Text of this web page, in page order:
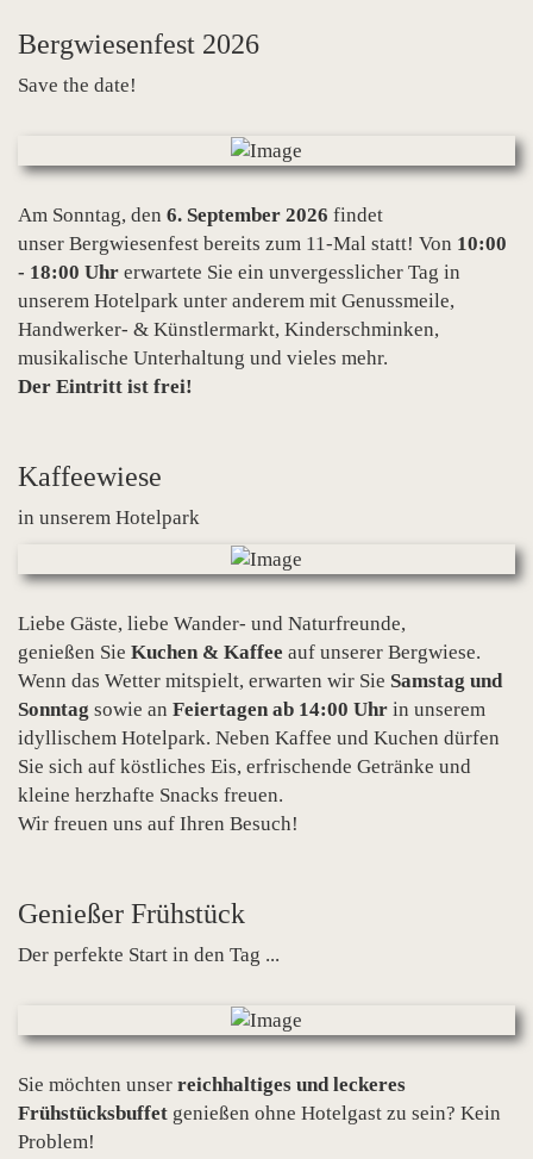
Bergwiesenfest 2026
Save the date!
Am Sonntag, den 6. September 2026 findet
unser Bergwiesenfest bereits zum 11-Mal statt! Von 10:00
- 18:00 Uhr erwartete Sie ein unvergesslicher Tag in
unserem Hotelpark unter anderem mit Genussmeile,
Handwerker- & Künstlermarkt, Kinderschminken,
musikalische Unterhaltung und vieles mehr.
Der Eintritt ist frei!
Kaffeewiese
in unserem Hotelpark
Liebe Gäste, liebe Wander- und Naturfreunde,
genießen Sie Kuchen & Kaffee auf unserer Bergwiese.
Wenn das Wetter mitspielt, erwarten wir Sie Samstag und
Sonntag sowie an Feiertagen ab 14:00 Uhr in unserem
idyllischem Hotelpark. Neben Kaffee und Kuchen dürfen
Sie sich auf köstliches Eis, erfrischende Getränke und
kleine herzhafte Snacks freuen.
Wir freuen uns auf Ihren Besuch!
Genießer Frühstück
Der perfekte Start in den Tag ...
Sie möchten unser reichhaltiges und leckeres
Frühstücksbuffet genießen ohne Hotelgast zu sein? Kein
Problem!